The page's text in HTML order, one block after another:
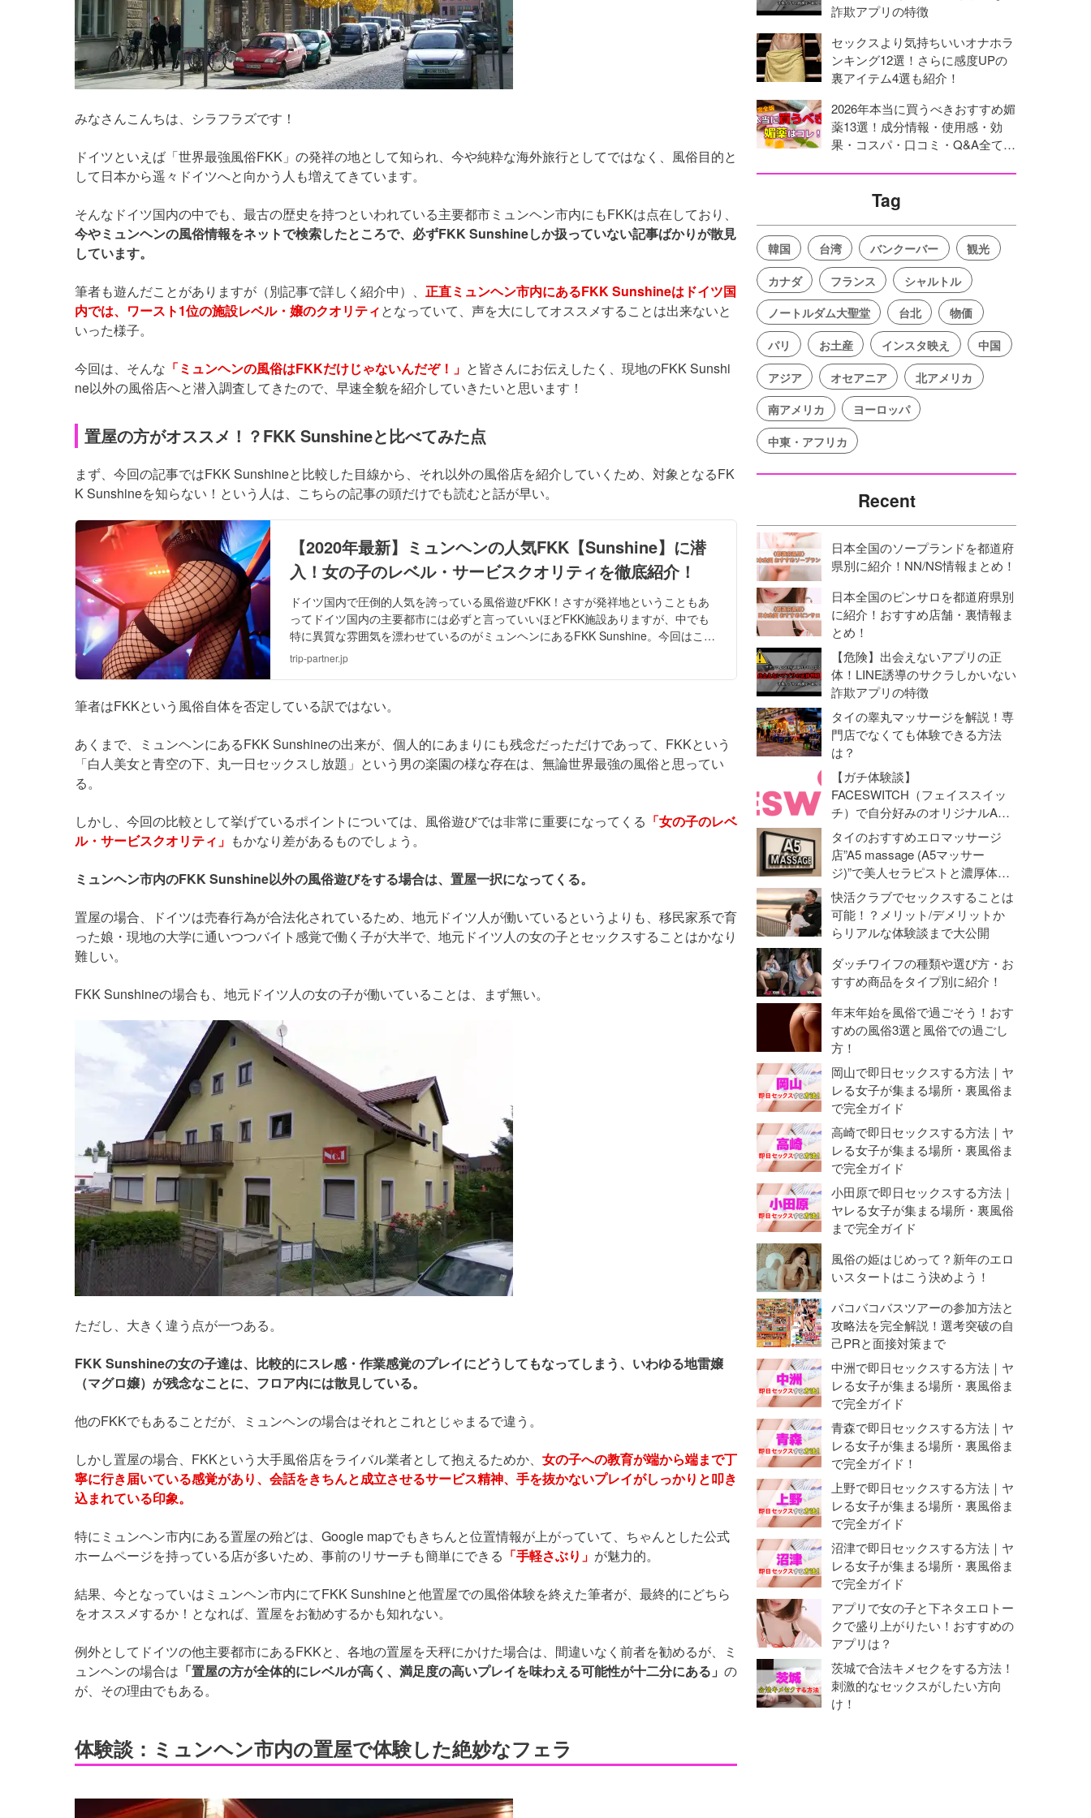
みなさんこんちは、シラフラズです！
ドイツといえば「世界最強風俗FKK」の発祥の地として知られ、今や純粋な海外旅行としてではなく、風俗目的と
して日本から遥々ドイツへと向かう人も増えてきています。
そんなドイツ国内の中でも、最古の歴史を持つといわれている主要都市ミュンヘン市内にもFKKは点在しており、
今やミュンヘンの風俗情報をネットで検索したところで、必ずFKK Sunshineしか扱っていない記事ばかりが散見
しています。
筆者も遊んだことがありますが（別記事で詳しく紹介中）、 正直ミュンヘン市内にあるFKK Sunshineはドイツ国
内では、ワースト1位の施設レベル・嬢のクオリティとなっていて、声を大にしてオススメすることは出来ないと
いった様子。
今回は、そんな 「ミュンヘンの風俗はFKKだけじゃないんだぞ！」 と皆さんにお伝えしたく、現地のFKK Sunshi
ne以外の風俗店へと潜入調査してきたので、早速全貌を紹介していきたいと思います！
置屋の方がオススメ！？FKK Sunshineと比べてみた点
まず、今回の記事ではFKK Sunshineと比較した目線から、それ以外の風俗店を紹介していくため、対象となるFK
K Sunshineを知らない！という人は、こちらの記事の頭だけでも読むと話が早い。
【2020年最新】ミュンヘンの人気FKK【Sunshine】に潜
入！女の子のレベル・サービスクオリティを徹底紹介！
ドイツ国内で圧倒的人気を誇っている風俗遊びFKK！さすが発祥地ということもあ
ってドイツ国内の主要都市には必ずと言っていいほどFKK施設ありますが、中でも
特に異質な雰囲気を漂わせているのがミュンヘンにあるFKK Sunshine。今回はこち
らに潜入した時の体験談を紹介！
trip-partner.jp
筆者はFKKという風俗自体を否定している訳ではない。
あくまで、ミュンヘンにあるFKK Sunshineの出来が、個人的にあまりにも残念だっただけであって、FKKという
「白人美女と青空の下、丸一日セックスし放題」という男の楽園の様な存在は、無論世界最強の風俗と思ってい
る。
しかし、今回の比較として挙げているポイントについては、風俗遊びでは非常に重要になってくる 「女の子のレベ
ル・サービスクオリティ」 もかなり差があるものでしょう。
ミュンヘン市内のFKK Sunshine以外の風俗遊びをする場合は、置屋一択になってくる。
置屋の場合、ドイツは売春行為が合法化されているため、地元ドイツ人が働いているというよりも、移民家系で育
った娘・現地の大学に通いつつバイト感覚で働く子が大半で、地元ドイツ人の女の子とセックスすることはかなり
難しい。
FKK Sunshineの場合も、地元ドイツ人の女の子が働いていることは、まず無い。
ただし、大きく違う点が一つある。
FKK Sunshineの女の子達は、比較的にスレ感・作業感覚のプレイにどうしてもなってしまう、いわゆる地雷嬢
（マグロ嬢）が残念なことに、フロア内には散見している。
他のFKKでもあることだが、ミュンヘンの場合はそれとこれとじゃまるで違う。
しかし置屋の場合、FKKという大手風俗店をライバル業者として抱えるためか、 女の子への教育が端から端まで丁
寧に行き届いている感覚があり、会話をきちんと成立させるサービス精神、手を抜かないプレイがしっかりと叩き
込まれている印象。
特にミュンヘン市内にある置屋の殆どは、Google mapでもきちんと位置情報が上がっていて、ちゃんとした公式
ホームページを持っている店が多いため、事前のリサーチも簡単にできる 「手軽さぶり」 が魅力的。
結果、今となっていはミュンヘン市内にてFKK Sunshineと他置屋での風俗体験を終えた筆者が、最終的にどちら
をオススメするか！となれば、置屋をお勧めするかも知れない。
例外としてドイツの他主要都市にあるFKKと、各地の置屋を天秤にかけた場合は、間違いなく前者を勧めるが、ミ
ュンヘンの場合は 「置屋の方が全体的にレベルが高く、満足度の高いプレイを味わえる可能性が十二分にある」 の
が、その理由でもある。
体験談：ミュンヘン市内の置屋で体験した絶妙なフェラ
詐欺アプリの特徴
セックスより気持ちいいオナホラ
ンキング12選！さらに感度UPの
裏アイテム4選も紹介！
2026年本当に買うべきおすすめ媚
薬13選！成分情報・使用感・効
果・コスパ・口コミ・Q&A全てを
Tag
韓国 台湾 バンクーバー
観光
カナダ
フランス
シャルトル
ノートルダム大聖堂
台北
物価
パリ
お土産 インスタ映え
中国
アジア
オセアニア
北アメリカ
南アメリカ
ヨーロッパ
中東・アフリカ
Recent
日本全国のソープランドを都道府
県別に紹介！NN/NS情報まとめ！
日本全国のピンサロを都道府県別
に紹介！おすすめ店舗・裏情報ま
とめ！
【危険】出会えないアプリの正
体！LINE誘導のサクラしかいない
詐欺アプリの特徴
タイの睾丸マッサージを解説！専
門店でなくても体験できる方法
は？
【ガチ体験談】
FACESWITCH（フェイススイッ
チ）で自分好みのオリジナルAV
動画を作成！オナニーライフに革
命勃発！
タイのおすすめエロマッサージ
店”A5 massage (A5マッサー
ジ)”で美人セラピストと濃厚体験
【抜き・本番】
快活クラブでセックスすることは
可能！？メリット/デメリットか
らリアルな体験談まで大公開
ダッチワイフの種類や選び方・お
すすめ商品をタイプ別に紹介！
年末年始を風俗で過ごそう！おす
すめの風俗3選と風俗での過ごし
方！
岡山で即日セックスする方法｜ヤ
レる女子が集まる場所・裏風俗ま
で完全ガイド
高崎で即日セックスする方法｜ヤ
レる女子が集まる場所・裏風俗ま
で完全ガイド
小田原で即日セックスする方法｜
ヤレる女子が集まる場所・裏風俗
まで完全ガイド
風俗の姫はじめって？新年のエロ
いスタートはこう決めよう！
バコバコバスツアーの参加方法と
攻略法を完全解説！選考突破の自
己PRと面接対策まで
中洲で即日セックスする方法｜ヤ
レる女子が集まる場所・裏風俗ま
で完全ガイド
青森で即日セックスする方法｜ヤ
レる女子が集まる場所・裏風俗ま
で完全ガイド！
上野で即日セックスする方法｜ヤ
レる女子が集まる場所・裏風俗ま
で完全ガイド
沼津で即日セックスする方法｜ヤ
レる女子が集まる場所・裏風俗ま
で完全ガイド
アプリで女の子と下ネタエロトー
クで盛り上がりたい！おすすめの
アプリは？
茨城で合法キメセクをする方法！
刺激的なセックスがしたい方向
け！